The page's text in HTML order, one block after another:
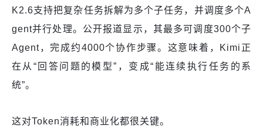
K2.6支持把复杂任务拆解为多个子任务，并调度多个A
gent并行处理。公开报道显示，其最多可调度300个子
Agent，完成约4000个协作步骤。这意味着，Kimi正
在从“回答问题的模型”，变成“能连续执行任务的系
统”。
这对Token消耗和商业化都很关键。